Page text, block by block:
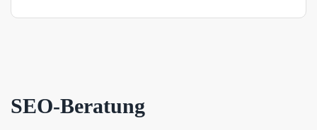
SEO-Beratung